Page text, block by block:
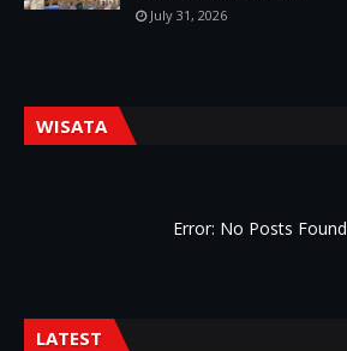
July 31, 2026
WISATA
Error: No Posts Found
LATEST